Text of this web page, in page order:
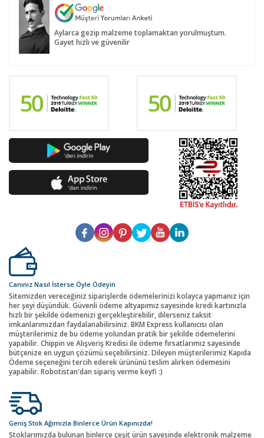
Aylarca gezip malzeme toplamaktan yorulmuştum.
Gayet hızlı ve güvenilir
Canınız Nasıl İsterse Öyle Ödeyin
Sitemizden vereceğiniz siparişlerde ödemelerinizi kolayca yapmanız için
her şeyi düşündük. Güvenli ödeme altyapımız sayesinde kredi kartınızla
hızlı bir şekilde ödemenizi gerçekleştirebilir, dilerseniz taksit
imkanlarımızdan faydalanabilirsiniz. BKM Express kullanıcısı olan
müşterilerimiz de bu ödeme yolundan pratik bir şekilde ödemelerini
yapabilir. Chippin ve Alışveriş Kredisi ile ödeme fırsatlarımız sayesinde
bütçenize en uygun çözümü seçebilirsiniz. Dileyen müşterilerimiz Kapıda
Ödeme seçeneğini tercih ederek ürününü teslim alırken ödemesini
yapabilir. Robotistan'dan sipariş verme keyfi :)
Geniş Stok Ağımızla Binlerce Ürün Kapınızda!
Stoklarımızda bulunan binlerce çeşit ürün sayesinde elektronik malzeme